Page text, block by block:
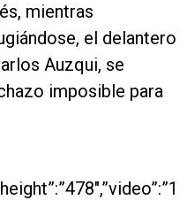
mientras
el delantero
Auzqui, se
imposible para